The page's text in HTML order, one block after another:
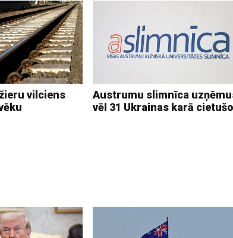
vilciens
Austrumu slimnīca
vēl 31 Ukrainas karā cietušo